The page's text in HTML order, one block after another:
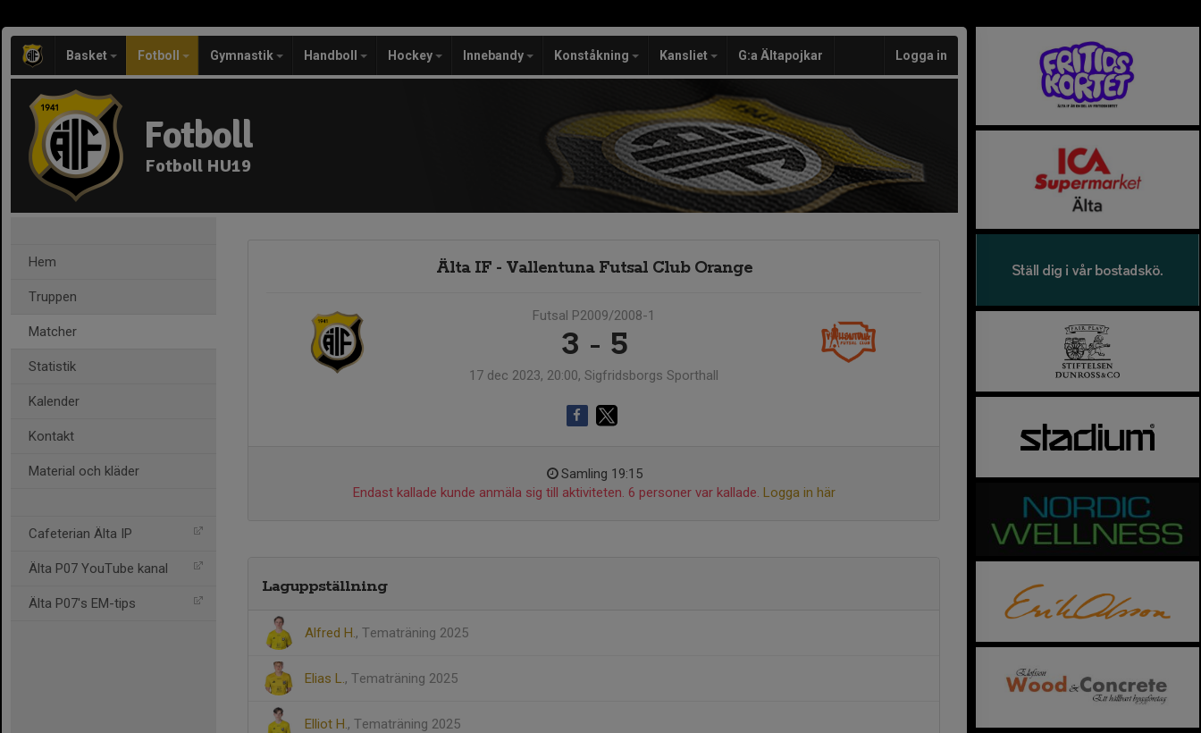
Basket Fotboll Gymnastik Handboll Hockey Innebandy Konståkning Kansliet G:a Ältapojkar Logga in
Fotboll
Fotboll HU19
Hem
Truppen
Matcher
Statistik
Kalender
Kontakt
Material och kläder
Cafeterian Älta IP
Älta P07 YouTube kanal
Älta P07's EM-tips
Älta IF - Vallentuna Futsal Club Orange
Futsal P2009/2008-1
3 - 5
17 dec 2023, 20:00, Sigfridsborgs Sporthall
Samling 19:15
Endast kallade kunde anmäla sig till aktiviteten. 6 personer var kallade. Logga in här
Laguppställning
Alfred H., Tematräning 2025
Elias L., Tematräning 2025
Elliot H., Tematräning 2025